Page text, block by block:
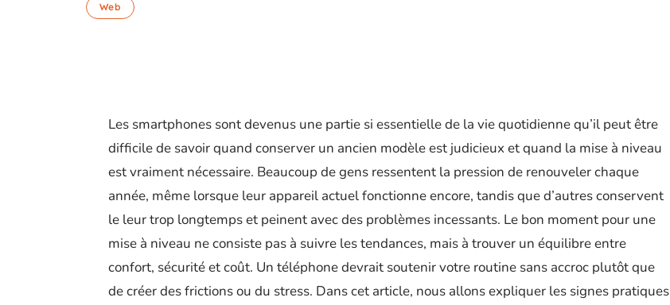
Web
Les smartphones sont devenus une partie si essentielle de la vie quotidienne qu’il peut être
difficile de savoir quand conserver un ancien modèle est judicieux et quand la mise à niveau
est vraiment nécessaire. Beaucoup de gens ressentent la pression de renouveler chaque
année, même lorsque leur appareil actuel fonctionne encore, tandis que d’autres conservent
le leur trop longtemps et peinent avec des problèmes incessants. Le bon moment pour une
mise à niveau ne consiste pas à suivre les tendances, mais à trouver un équilibre entre
confort, sécurité et coût. Un téléphone devrait soutenir votre routine sans accroc plutôt que
de créer des frictions ou du stress. Dans cet article, nous allons expliquer les signes pratiques